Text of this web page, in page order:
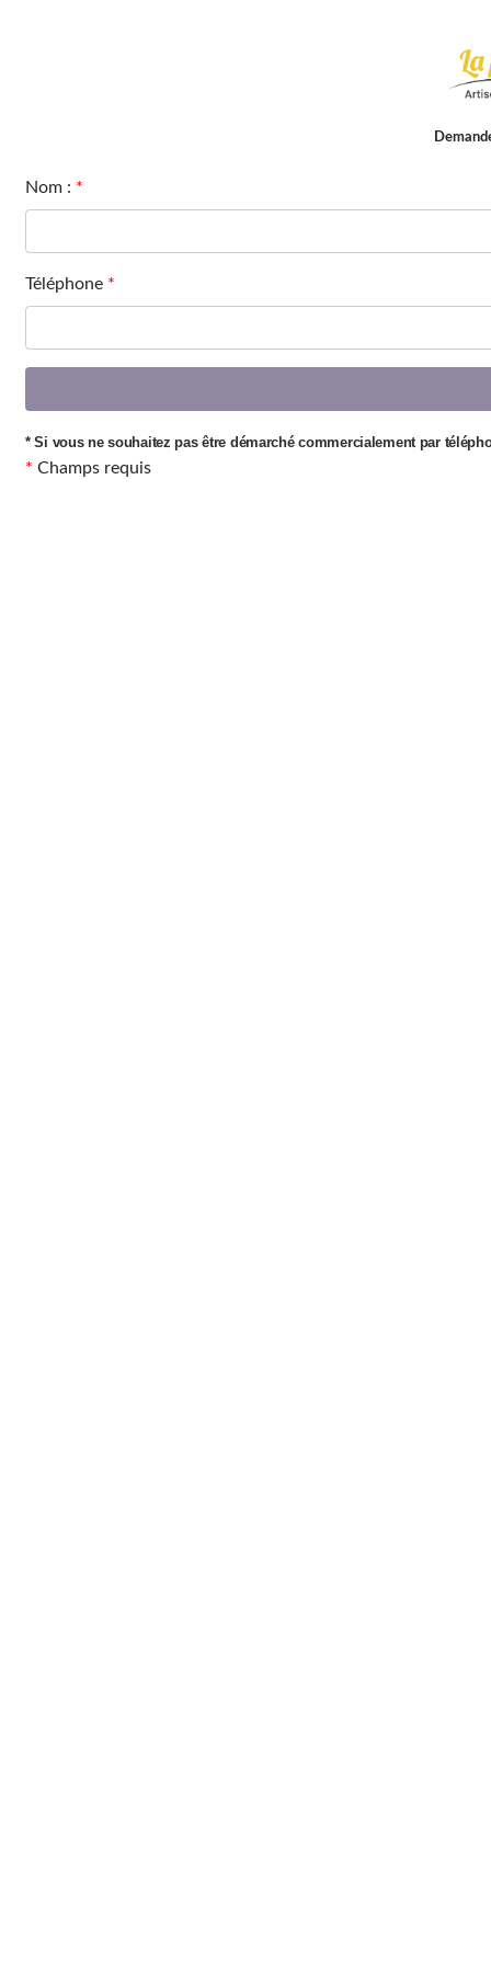
Nom : *
Téléphone *
* Si vous ne souhaitez pas être démarché commercialement par
* Champs requis